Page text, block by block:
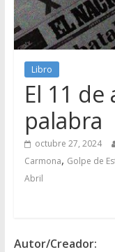
Libro
El 11
palabra
octubre 27, 2024
Carmona, Golpe de
Abril
Autor/Creador: